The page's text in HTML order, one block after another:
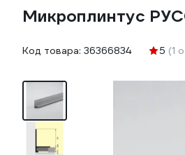
Микроплинтус
Код товара: 36366834 5 (1